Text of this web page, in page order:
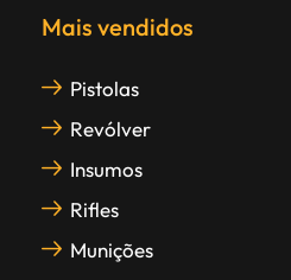
Mais vendidos
Pistolas
Revólver
Insumos
Rifles
Munições